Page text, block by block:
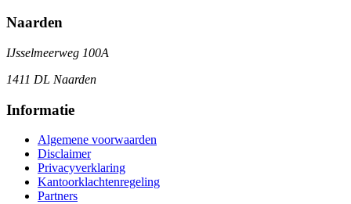
Naarden
IJsselmeerweg 100A
1411 DL Naarden
Informatie
Algemene voorwaarden
Disclaimer
Privacyverklaring
Kantoorklachtenregeling
Partners